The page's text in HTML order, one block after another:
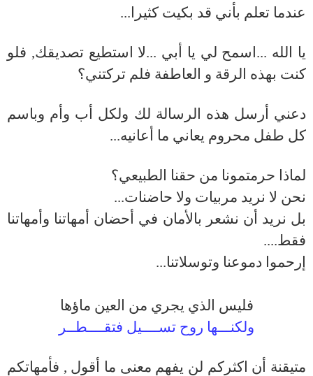
عندما تعلم بأني قد بكيت كثيرا...
يا الله ...اسمح لي يا أبي ...لا استطيع تصديقك, فلو
كنت بهذه الرقة و العاطفة فلم تركتني؟
دعني أرسل هذه الرسالة لك ولكل أب وأم وباسم
كل طفل محروم يعاني ما أعانيه...
لماذا حرمتمونا من حقنا الطبيعي؟
نحن لا نريد مربيات ولا حاضنات...
بل نريد أن نشعر بالأمان في أحضان أمهاتنا وأمهاتنا
فقط....
إرحموا دموعنا وتوسلاتنا...
فليس الذي يجري من العين ماؤها
ولكنـــها روح تســــيل فتقــــطــر
متيقنة أن اكثركم لن يفهم معنى ما أقول , فأمهاتكم